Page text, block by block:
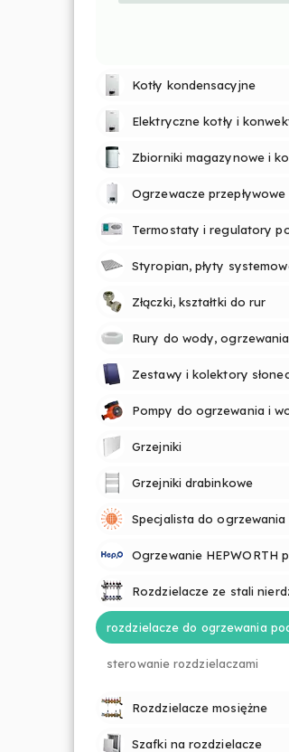
Kotły kondensacyjne
Zbiorniki magazynowe i
Ogrzewacze przepływowe
Styropian, płyty
Złączki, kształtki do rur
Rury do wody, ogrzewania
Grzejniki
Grzejniki drabinkowe
Specjalista do ogrzewania
sterowanie rozdzielaczami
Rozdzielacze mosiężne
Szafki na rozdzielacze